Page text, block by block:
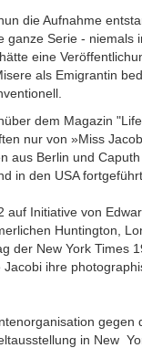
die Aufnahme
Serie -
eine
als Emigrantin
dem Magazin
nur von »Miss
aus Berlin und
in den USA
Initiative von
Huntington,
der New York Times
ihre
gegen
in New